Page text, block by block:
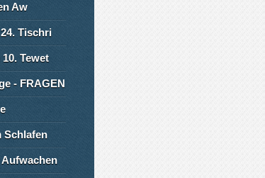
Aw
Tischri
Tewet
- FRAGEN
Schlafen